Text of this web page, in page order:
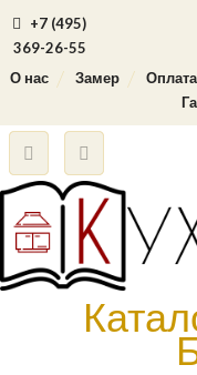
+7 (495)
369-26-55
О нас
Замер Оплата